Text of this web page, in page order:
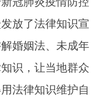
放了法律知识宣
婚姻法、未成年
识，让当地群众
法律知识维护自